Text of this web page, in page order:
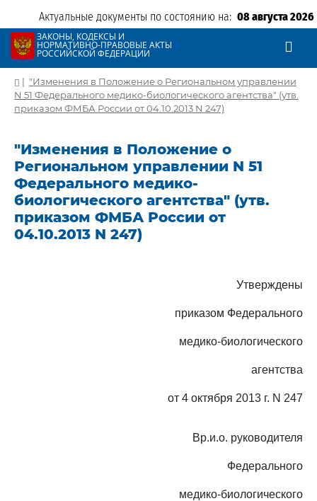
Актуальные документы по состоянию на: 08 августа 2026
ЗАКОНЫ, КОДЕКСЫ И
НОРМАТИВНО-ПРАВОВЫЕ АКТЫ
РОССИЙСКОЙ ФЕДЕРАЦИИ
| "Изменения в Положение о Региональном управлении
N 51 Федерального медико-биологического агентства" (утв.
приказом ФМБА России от 04.10.2013 N 247)
"Изменения в Положение о
Региональном управлении N 51
Федерального медико-
биологического агентства" (утв.
приказом ФМБА России от
04.10.2013 N 247)
Утверждены
приказом Федерального
медико-биологического
агентства
от 4 октября 2013 г. N 247
Вр.и.о. руководителя
Федерального
медико-биологического